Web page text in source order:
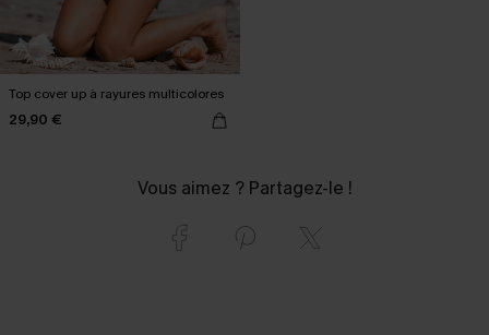
Top cover up à rayures multicolores
29,90 €
Vous aimez ? Partagez-le !